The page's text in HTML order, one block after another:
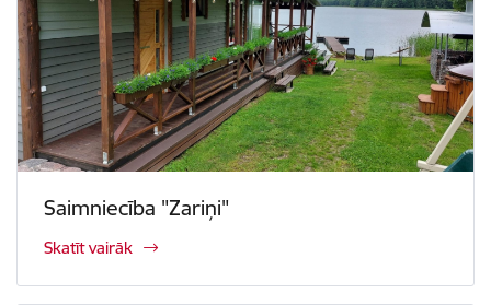
Saimniecība "Zariņi"
Skatīt vairāk